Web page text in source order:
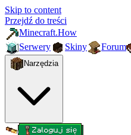
Skip to content
Przejdź do treści
Minecraft.How
Serwery
Skiny Forum
Narzędzia
Zaloguj się